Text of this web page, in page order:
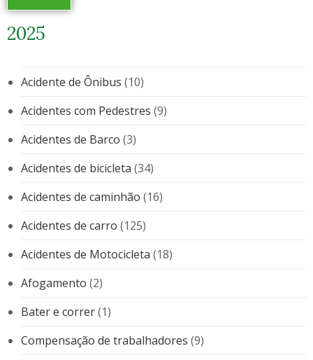
2025
Acidente de Ônibus (10)
Acidentes com Pedestres (9)
Acidentes de Barco (3)
Acidentes de bicicleta (34)
Acidentes de caminhão (16)
Acidentes de carro (125)
Acidentes de Motocicleta (18)
Afogamento (2)
Bater e correr(1)
Compensação de trabalhadores (9)